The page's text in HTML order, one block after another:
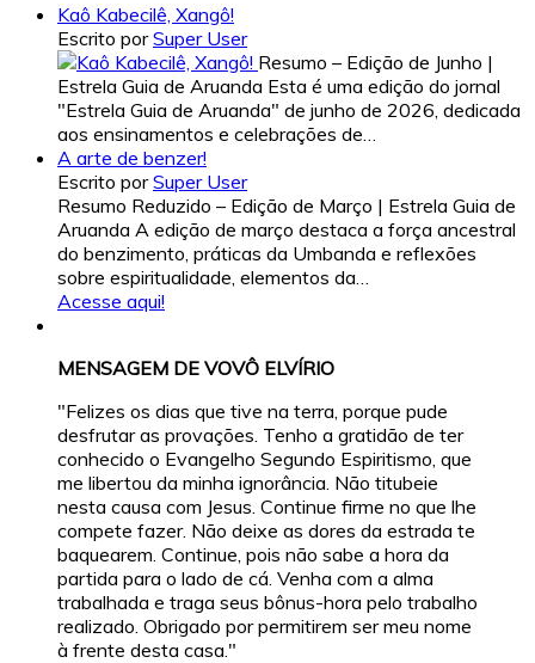
Kaô Kabecilê, Xangô!
Escrito porSuper User
Resumo – Edição de Junho |
Estrela Guia de Aruanda Esta é uma edição do jornal
"Estrela Guia de Aruanda" de junho de 2026, dedicada
aos ensinamentos e celebrações de…
A arte de benzer!
Escrito porSuper User
Resumo Reduzido – Edição de Março | Estrela Guia de
Aruanda A edição de março destaca a força ancestral
do benzimento, práticas da Umbanda e reflexões
sobre espiritualidade, elementos da…
Acesse aqui!
MENSAGEM DE VOVÔ ELVÍRIO
"Felizes os dias que tive na terra, porque pude
desfrutar as provações. Tenho a gratidão de ter
conhecido o Evangelho Segundo Espiritismo, que
me libertou da minha ignorância. Não titubeie
nesta causa com Jesus. Continue firme no que lhe
compete fazer. Não deixe as dores da estrada te
baquearem. Continue, pois não sabe a hora da
partida para o lado de cá. Venha com a alma
trabalhada e traga seus bônus-hora pelo trabalho
realizado. Obrigado por permitirem ser meu nome
à frente desta casa."